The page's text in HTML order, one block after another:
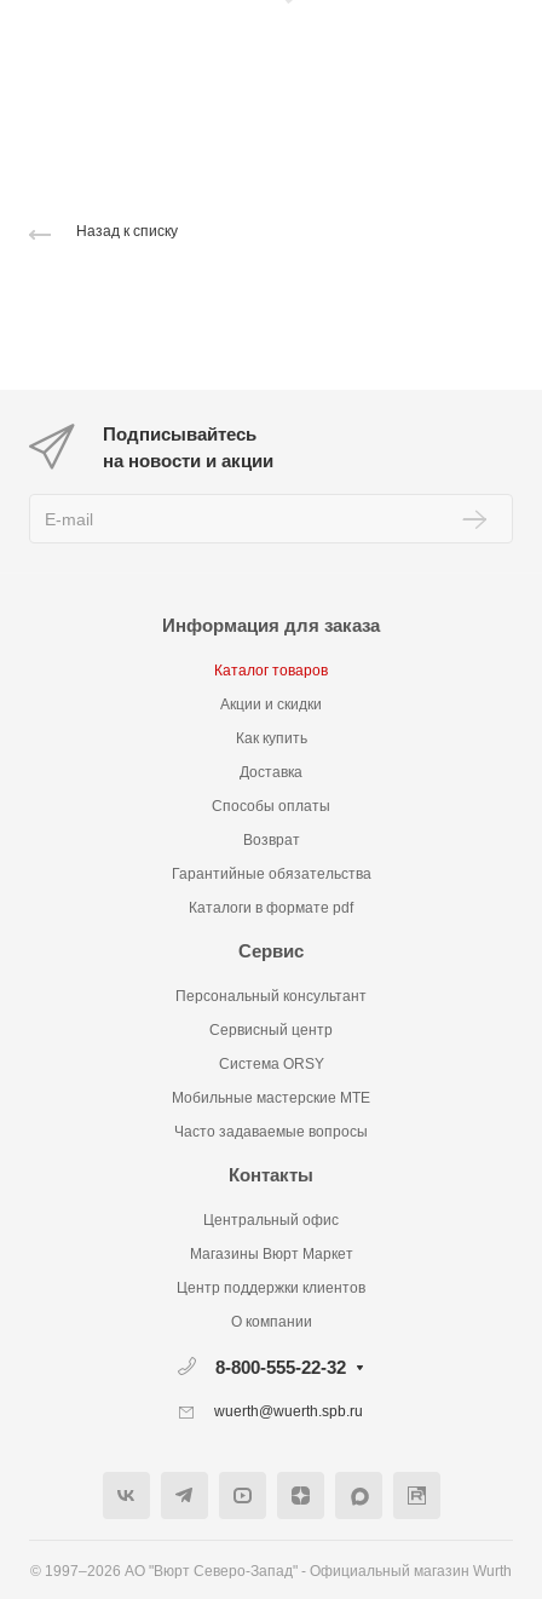
Назад к списку
Подписывайтесь
на новости и акции
Информация для заказа
Каталог товаров
Акции и скидки
Как купить
Доставка
Способы оплаты
Возврат
Гарантийные обязательства
Каталоги в формате pdf
Сервис
Персональный консультант
Сервисный центр
Система ORSY
Мобильные мастерские MTE
Часто задаваемые вопросы
Контакты
Центральный офис
Магазины Вюрт Маркет
Центр поддержки клиентов
О компании
8-800-555-22-32
wuerth@wuerth.spb.ru
© 1997–2026 АО "Вюрт Северо-Запад" - Официальный магазин Wurth